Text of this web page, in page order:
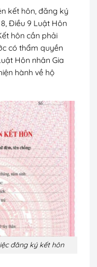
kết hôn, đăng ký
Điều 9 Luật Hôn
hôn cần phải
có thẩm quyền
Hôn nhân Gia
hành về hộ
đăng ký kết hôn